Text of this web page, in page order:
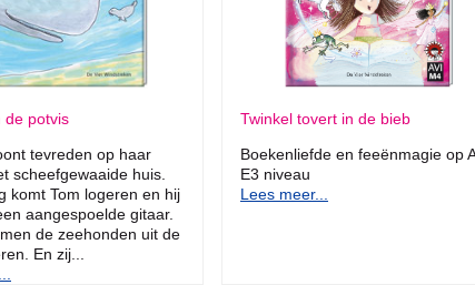
de potvis
tevreden op haar
scheefgewaaide huis.
komt Tom logeren en hij
aangespoelde gitaar.
de zeehonden uit de
En zij...
Twinkel tovert in de bieb
Boekenliefde en feeënmagie op
E3 niveau
Lees meer...